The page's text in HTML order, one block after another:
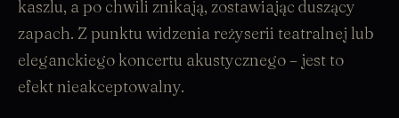
kaszlu, a po chwili znikają, zostawiając duszący
zapach. Z punktu widzenia reżyserii teatralnej lub
eleganckiego koncertu akustycznego – jest to
efekt nieakceptowalny.